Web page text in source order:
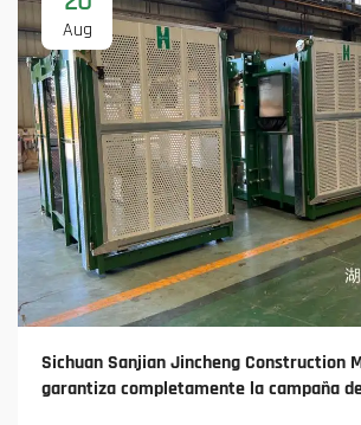
Aug
Sichuan Sanjian Jincheng Construction
garantiza completamente la campaña